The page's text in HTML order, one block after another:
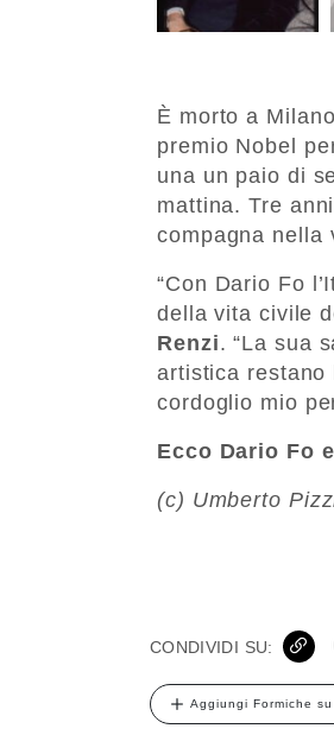
È morto a
premio Nobel
una un paio di
mattina. Tre
compagna nella
“Con Dario Fo
della vita civile
Renzi. “La sua
artistica restano
cordoglio mio
Ecco Dario Fo
(c) Umberto
CONDIVIDI SU:
Aggiungi Formiche